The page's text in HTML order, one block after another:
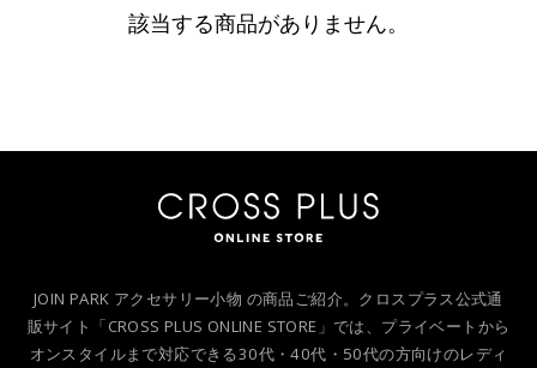
該当する商品がありません。
JOIN PARK アクセサリー小物 の商品ご紹介。クロスプラス公式通
販サイト「CROSS PLUS ONLINE STORE」では、プライベートから
オンスタイルまで対応できる30代・40代・50代の方向けのレディ